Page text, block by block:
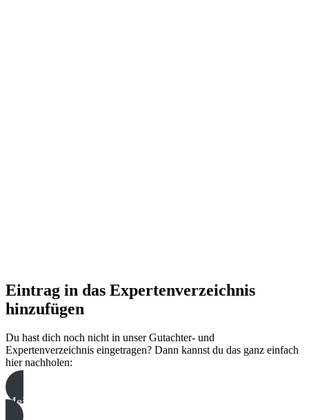
Eintrag in das Expertenverzeichnis
hinzufügen
Du hast dich noch nicht in unser Gutachter- und
Expertenverzeichnis eingetragen? Dann kannst du das ganz einfach
hier nachholen:
Mein Eintrag